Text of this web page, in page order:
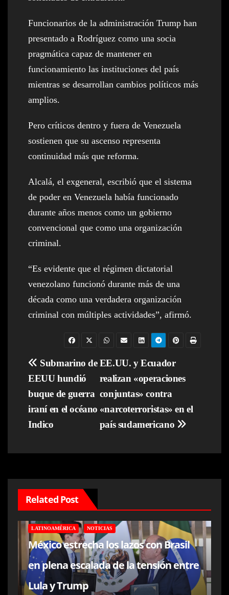
Funcionarios de la administración Trump han
presentado a Rodríguez como una socia
pragmática capaz de mantener en
funcionamiento las instituciones del país
mientras se desarrollan cambios políticos más
amplios.
Pero críticos dentro y fuera de Venezuela
sostienen que su ascenso representa
continuidad más que reforma.
Alcalá, el exgeneral, escribió que el sistema
de poder en Venezuela había funcionado
durante años menos como un gobierno
convencional que como una organización
criminal.
“Es evidente que el régimen dictatorial
venezolano funcionó durante más de una
década como una verdadera organización
criminal con múltiples actividades”, afirmó.
Navegación
de
entradas
EE.UU. y Ecuador
realizan «operaciones
conjuntas» contra
«narcoterroristas» en el
país sudamericano
Submarino de
EEUU hundió
buque de guerra
iraní en el océano
Indico
Related Post
LATINOAMÉRICA NOTICIAS
México estrecha los lazos con Brasil
en plena escalada de la tensión entre
Lula y Trump